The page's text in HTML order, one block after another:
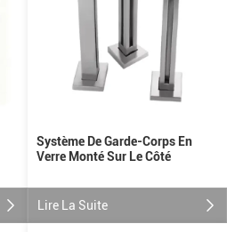
Système De Garde-Corps En
Verre Monté Sur Le Côté
Lire La Suite